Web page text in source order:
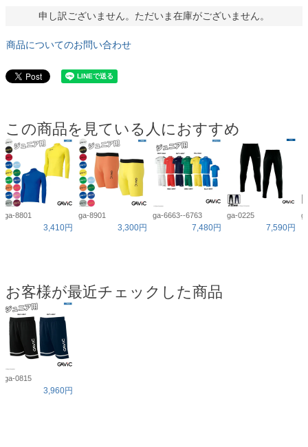
申し訳ございません。ただいま在庫がございません。
商品についてのお問い合わせ
この商品を見ている人におすすめ
ga-8801
3,410円
ga-8901
3,300円
ga-6663--6763
7,480円
ga-0225
7,590円
お客様が最近チェックした商品
ga-0815
3,960円